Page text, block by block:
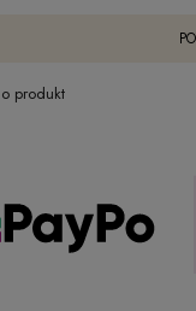
produkt